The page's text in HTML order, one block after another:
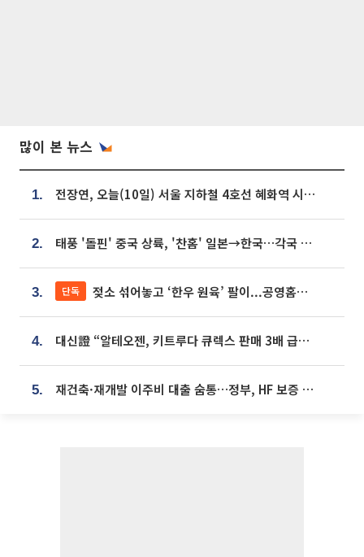
많이 본 뉴스
1. 전장연, 오늘(10일) 서울 지하철 4호선 혜화역 시위…1호선 용산역 무정차
2. 태풍 '돌핀' 중국 상륙, '찬홈' 일본→한국…각국 기상청 예상 경로는?
3. 단독 젖소 섞어놓고 ‘한우 원육’ 팔이...공영홈쇼핑 표기·검증 구멍
4. 대신證 “알테오젠, 키트루다 큐렉스 판매 3배 급증…목표가 41만원 상향”
5. 재건축·재개발 이주비 대출 숨통…정부, HF 보증 신설 추진